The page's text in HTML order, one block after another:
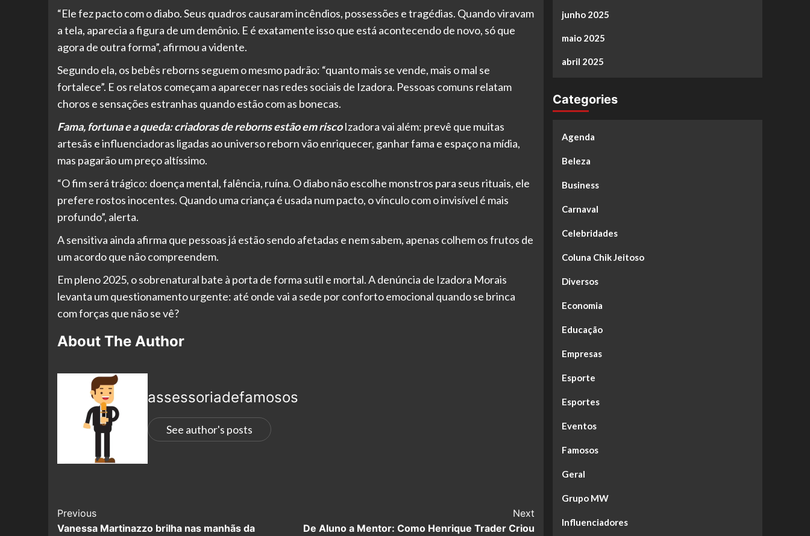
“Ele fez pacto com o diabo. Seus quadros causaram incêndios, possessões e tragédias. Quando viravam
a tela, aparecia a figura de um demônio. E é exatamente isso que está acontecendo de novo, só que
agora de outra forma”, afirmou a vidente.
Segundo ela, os bebês reborns seguem o mesmo padrão: “quanto mais se vende, mais o mal se
fortalece”. E os relatos começam a aparecer nas redes sociais de Izadora. Pessoas comuns relatam
choros e sensações estranhas quando estão com as bonecas.
Fama, fortuna e a queda: criadoras de reborns estão em riscoIzadora vai além: prevê que muitas
artesãs e influenciadoras ligadas ao universo reborn vão enriquecer, ganhar fama e espaço na mídia,
mas pagarão um preço altíssimo.
“O fim será trágico: doença mental, falência, ruína. O diabo não escolhe monstros para seus rituais, ele
prefere rostos inocentes. Quando uma criança é usada num pacto, o vínculo com o invisível é mais
profundo”, alerta.
A sensitiva ainda afirma que pessoas já estão sendo afetadas e nem sabem, apenas colhem os frutos de
um acordo que não compreendem.
Em pleno 2025, o sobrenatural bate à porta de forma sutil e mortal. A denúncia de Izadora Morais
levanta um questionamento urgente: até onde vai a sede por conforto emocional quando se brinca
com forças que não se vê?
About The Author
assessoriadefamosos
See author's posts
Previous
Vanessa Martinazzo brilha nas manhãs da
Next
De Aluno a Mentor: Como Henrique Trader Criou
junho 2025
maio 2025
abril 2025
Categories
Agenda
Beleza
Business
Carnaval
Celebridades
Coluna Chik Jeitoso
Diversos
Economia
Educação
Empresas
Esporte
Esportes
Eventos
Famosos
Geral
Grupo MW
Influenciadores